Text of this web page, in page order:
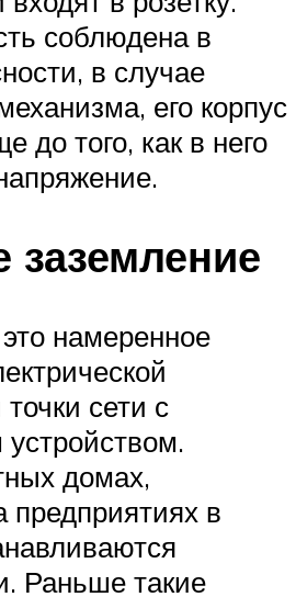
соблюдена в
в случае
его корпус
до того, как в него
заземление
намеренное
сети с
домах,
предприятиях в
Раньше такие